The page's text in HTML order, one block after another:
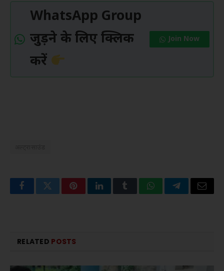
WhatsApp Group
जुड़ने के लिए क्लिक
करें
Join Now
FacebookTwitterPinterestLinkedInTumblrWhatsAppTelegramEmail
RELATED POSTS